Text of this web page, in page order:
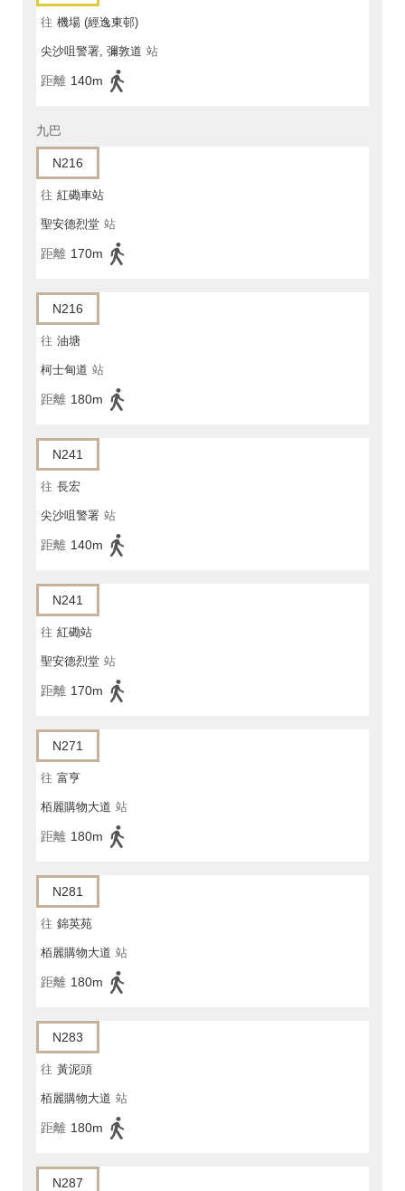
往 機場 (經逸東邨)
尖沙咀警署, 彌敦道 站
距離 140m
九巴
N216
往 紅磡車站
聖安德烈堂 站
距離 170m
N216
往 油塘
柯士甸道 站
距離 180m
N241
往 長宏
尖沙咀警署 站
距離 140m
N241
往 紅磡站
聖安德烈堂 站
距離 170m
N271
往 富亨
栢麗購物大道 站
距離 180m
N281
往 錦英苑
栢麗購物大道 站
距離 180m
N283
往 黃泥頭
栢麗購物大道 站
距離 180m
N287